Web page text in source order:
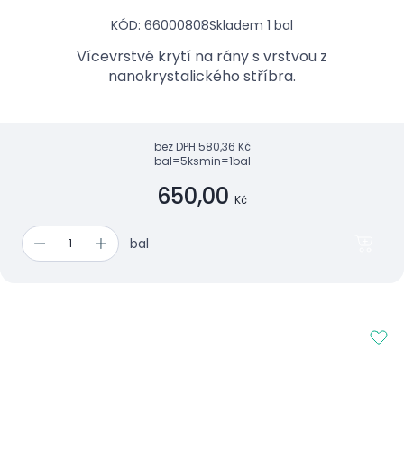
KÓD: 66000808Skladem 1 bal
Vícevrstvé krytí na rány s vrstvou z
nanokrystalického stříbra.
bez DPH 580,36 Kč
bal=5ksmin=1bal
650,00 Kč
bal